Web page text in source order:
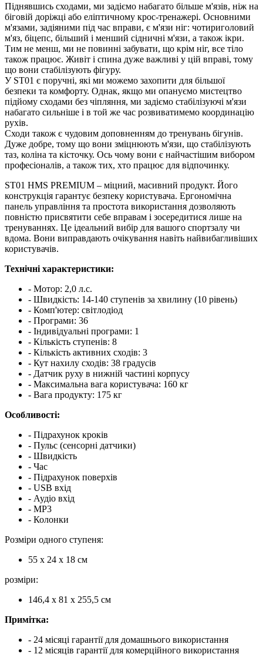
Піднявшись сходами, ми задіємо набагато більше м'язів, ніж на
біговій доріжці або еліптичному крос-тренажері. Основними
м'язами, задіяними під час вправи, є м'язи ніг: чотириголовий
м'яз, біцепс, більший і менший сідничні м'язи, а також ікри.
Тим не менш, ми не повинні забувати, що крім ніг, все тіло
також працює. Живіт і спина дуже важливі у цій вправі, тому
що вони стабілізують фігуру.
У ST01 є поручні, які ми можемо захопити для більшої
безпеки та комфорту. Однак, якщо ми опануємо мистецтво
підйому сходами без чіпляння, ми задіємо стабілізуючі м'язи
набагато сильніше і в той же час розвиватимемо координацію
рухів.
Сходи також є чудовим доповненням до тренувань бігунів.
Дуже добре, тому що вони зміцнюють м'язи, що стабілізують
таз, коліна та кісточку. Ось чому вони є найчастішим вибором
професіоналів, а також тих, хто працює для відпочинку.
ST01 HMS PREMIUM – міцний, масивний продукт. Його
конструкція гарантує безпеку користувача. Ергономічна
панель управління та простота використання дозволяють
повністю присвятити себе вправам і зосередитися лише на
тренуваннях. Це ідеальний вибір для вашого спортзалу чи
вдома. Вони виправдають очікування навіть найвибагливіших
користувачів.
Технічні характеристики:
- Мотор: 2,0 л.с.
- Швидкість: 14-140 ступенів за хвилину (10 рівень)
- Комп'ютер: світлодіод
- Програми: 36
- Індивідуальні програми: 1
- Кількість ступенів: 8
- Кількість активних сходів: 3
- Кут нахилу сходів: 38 градусів
- Датчик руху в нижній частині корпусу
- Максимальна вага користувача: 160 кг
- Вага продукту: 175 кг
Особливості:
- Підрахунок кроків
- Пульс (сенсорні датчики)
- Швидкість
- Час
- Підрахунок поверхів
- USB вхід
- Аудіо вхід
- MP3
- Колонки
Розміри одного ступеня:
55 х 24 х 18 см
розміри:
146,4 х 81 х 255,5 см
Примітка:
- 24 місяці гарантії для домашнього використання
- 12 місяців гарантії для комерційного використання